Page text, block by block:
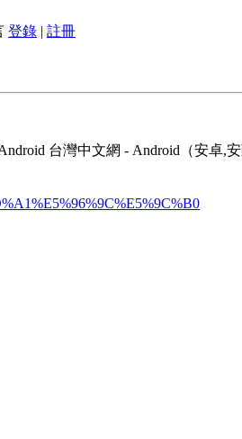
登錄 | 註冊
台灣中文網 - Android（安卓,